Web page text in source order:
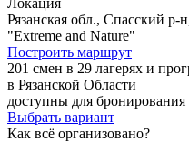
Рязанская обл., Спасский р-
"Extreme and Nature"
Построить маршрут
201 смен в 29 лагерях и
в Рязанской Области
доступны для бронирования
Выбрать вариант
Как всё организовано?